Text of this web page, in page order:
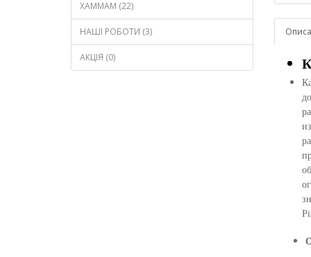
ХАММАМ (22)
НАШІ РОБОТИ (3)
АКЦІЯ (0)